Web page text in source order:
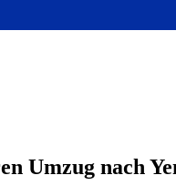
Umzug nach